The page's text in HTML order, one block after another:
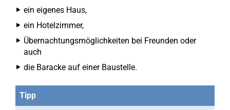
ein eigenes Haus,
ein Hotelzimmer,
Übernachtungsmöglichkeiten bei Freunden oder
auch
die Baracke auf einer Baustelle.
Tipp